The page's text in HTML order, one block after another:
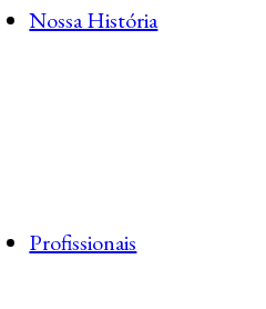
Nossa História
Profissionais